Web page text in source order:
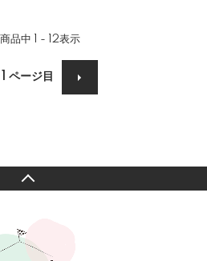
商品中 1 - 12表示
ページ目